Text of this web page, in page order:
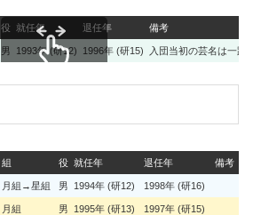
役 就任年 退任年 備考
男 1993年 (研12) 1996年 (研15) 入団当初の芸名は一路
組 役 就任年 退任年 備考
月組→星組 男 1994年 (研12) 1998年 (研16)
月組 男 1995年 (研13) 1997年 (研15)